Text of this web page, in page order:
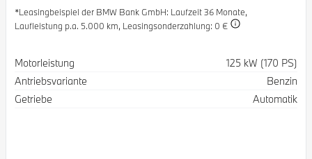
*Leasingbeispiel der BMW Bank GmbH: Laufzeit 36 Monate,
Laufleistung p.a. 5.000 km, Leasingsonderzahlung: 0 €
Spezifikation
Motorleistung
125 kW (170 PS)
Antriebsvariante
Benzin
Getriebe
Automatik